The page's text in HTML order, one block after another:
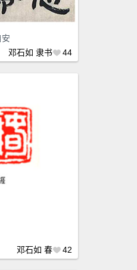
邓石如 隶书 44
邓石如 春 42